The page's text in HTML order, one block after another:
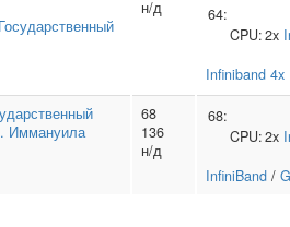
н/д
64:
CPU:2x
Infiniband 4x
Иммануила
68
136
н/д
68:
CPU:2x
InfiniBand /